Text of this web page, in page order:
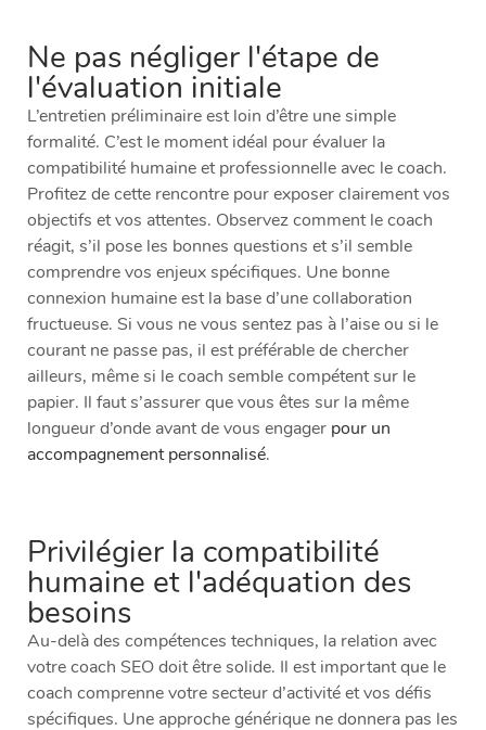
Ne pas négliger l'étape de
l'évaluation initiale
L’entretien préliminaire est loin d’être une simple
formalité. C’est le moment idéal pour évaluer la
compatibilité humaine et professionnelle avec le coach.
Profitez de cette rencontre pour exposer clairement vos
objectifs et vos attentes. Observez comment le coach
réagit, s’il pose les bonnes questions et s’il semble
comprendre vos enjeux spécifiques. Une bonne
connexion humaine est la base d’une collaboration
fructueuse. Si vous ne vous sentez pas à l’aise ou si le
courant ne passe pas, il est préférable de chercher
ailleurs, même si le coach semble compétent sur le
papier. Il faut s’assurer que vous êtes sur la même
longueur d’onde avant de vous engager pour un
accompagnement personnalisé.
Privilégier la compatibilité
humaine et l'adéquation des
besoins
Au-delà des compétences techniques, la relation avec
votre coach SEO doit être solide. Il est important que le
coach comprenne votre secteur d’activité et vos défis
spécifiques. Une approche générique ne donnera pas les